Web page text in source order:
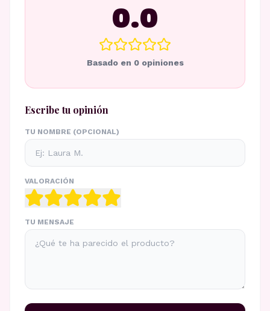
0.0
Basado en 0opiniones
Escribe tu opinión
TU NOMBRE (OPCIONAL)
VALORACIÓN
TU MENSAJE